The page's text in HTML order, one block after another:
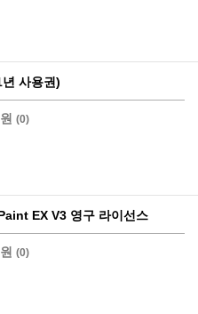
사용권)
(0)
EX V3 영구 라이선스
(0)